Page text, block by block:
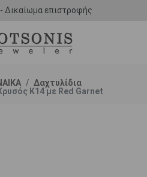
Δικαίωμα επιστροφής
Δαχτυλίδια
Κ14 με Red Garnet